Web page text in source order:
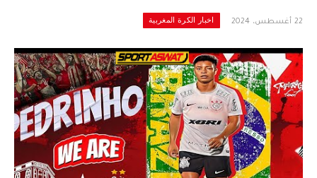
22 أغسطس، 2024 اخبار الكرة المغربية